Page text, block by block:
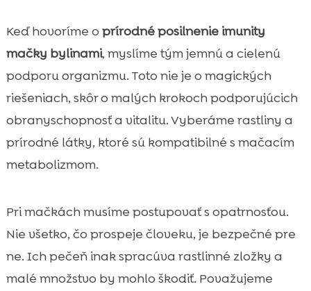
Keď hovoríme o prírodné posilnenie imunity
mačky bylinami, myslíme tým jemnú a cielenú
podporu organizmu. Toto nie je o magických
riešeniach, skôr o malých krokoch podporujúcich
obranyschopnosť a vitalitu. Vyberáme rastliny a
prírodné látky, ktoré sú kompatibilné s mačacím
metabolizmom.
Pri mačkách musíme postupovať s opatrnosťou.
Nie všetko, čo prospeje človeku, je bezpečné pre
ne. Ich pečeň inak spracúva rastlinné zložky a
malé množstvo by mohlo škodiť. Považujeme